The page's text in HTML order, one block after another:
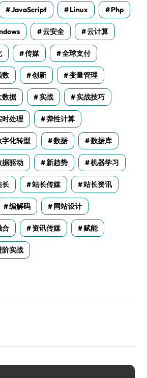
JavaScript Linux Php
云安全 云计算
传媒 全球支付
数 创新 变量管理
数据 实战 实战技巧
时处理 弹性计算
字化转型 数据 数据库
据驱动 新趋势 机器学习
长 站长传媒 站长资讯
编解码 网站设计
合 资讯传媒 赋能
阶实战